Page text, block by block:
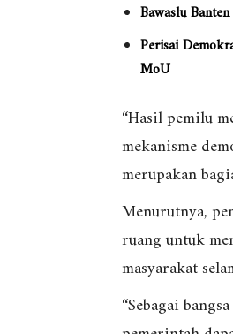
Bawaslu
Perisai
MoU
“Hasil pemilu
mekanisme
merupakan
Menurutnya,
ruang untuk
masyarakat
“Sebagai